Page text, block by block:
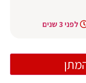
לפני 3 שנים